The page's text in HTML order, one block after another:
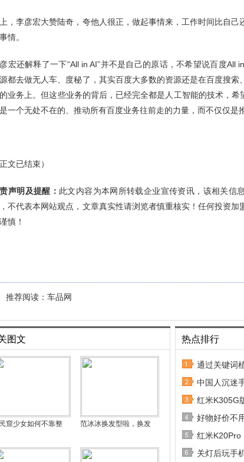
，李彦宏大赞陆奇，夸他人很正，做起事情来，工作时间比自己
情。
宏还解释了一下“All in AI”并不是自己的原话，不希望说百度All
都去做无人车、度秘了，其实百度大多数的资源还是在百度搜索
业务上。但这些业务的背后，已经完全都是人工智能的技术，希
一个无处不在的、推动所有百度业务往前走的力量，而不仅仅是
正文已结束）
声明及提醒： 此文内容为本网所转载企业宣传资讯，该相关信
不代表本网站观点，文章真实性请浏览者慎重核实！任何投资加
慎！
推荐阅读： 车品网
图文
窟少女如何不靠整 范冰冰换发型啦，换发
热点排行
通过关键词
中国人沉迷
红米K305G
好物好价不
红米K20Pro
关灯后玩手